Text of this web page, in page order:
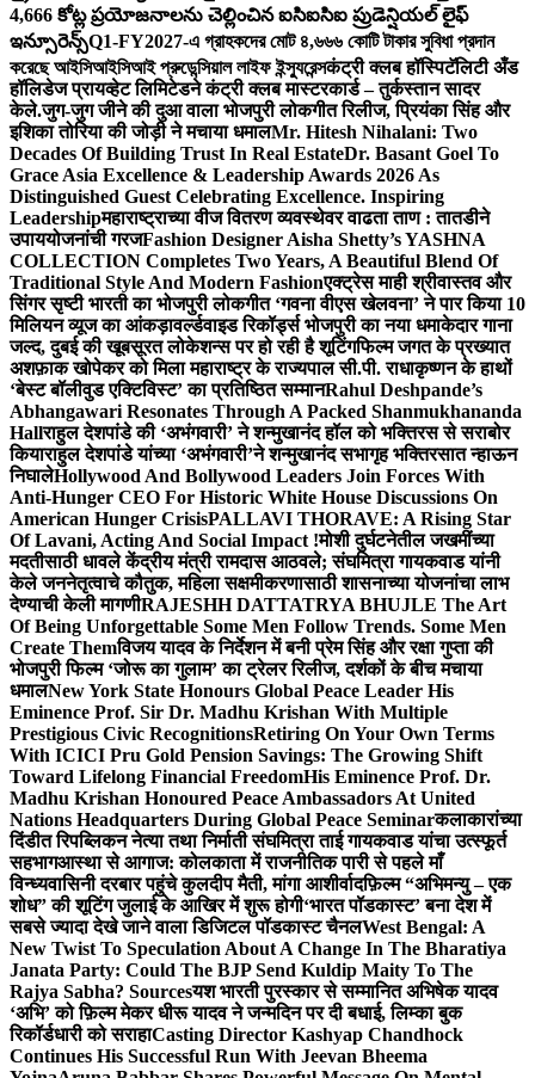
4,666 కోట్ల ప్రయోజనాలను చెల్లించిన ఐసిఐసిఐ ప్రుడెన్షియల్ లైఫ్
ఇన్సూరెన్స్Q1-FY2027-এ গ্রাহকদের মোট ৪,৬৬৬ কোটি টাকার সুবিধা প্রদান
করেছে আইসিআইসিআই প্রুডেন্সিয়াল লাইফ ইন্স্যুরেন্সकंट्री क्लब हॉस्पिटॅलिटी अँड
हॉलिडेज प्रायव्हेट लिमिटेडने कंट्री क्लब मास्टरकार्ड – तुर्कस्तान सादर
केले.जुग-जुग जीने की दुआ वाला भोजपुरी लोकगीत रिलीज, प्रियंका सिंह और
इशिका तोरिया की जोड़ी ने मचाया धमालMr. Hitesh Nihalani: Two
Decades Of Building Trust In Real EstateDr. Basant Goel To
Grace Asia Excellence & Leadership Awards 2026 As
Distinguished Guest Celebrating Excellence. Inspiring
Leadershipमहाराष्ट्राच्या वीज वितरण व्यवस्थेवर वाढता ताण : तातडीने
उपाययोजनांची गरजFashion Designer Aisha Shetty’s YASHNA
COLLECTION Completes Two Years, A Beautiful Blend Of
Traditional Style And Modern Fashionएक्ट्रेस माही श्रीवास्तव और
सिंगर सृष्टी भारती का भोजपुरी लोकगीत ‘गवना वीएस खेलवना’ ने पार किया 10
मिलियन व्यूज का आंकड़ावर्ल्डवाइड रिकॉर्ड्स भोजपुरी का नया धमाकेदार गाना
जल्द, दुबई की खूबसूरत लोकेशन्स पर हो रही है शूटिंगफिल्म जगत के प्रख्यात
अशफ़ाक खोपेकर को मिला महाराष्ट्र के राज्यपाल सी.पी. राधाकृष्णन के हाथों
‘बेस्ट बॉलीवुड एक्टिविस्ट’ का प्रतिष्ठित सम्मानRahul Deshpande’s
Abhangawari Resonates Through A Packed Shanmukhananda
Hallराहुल देशपांडे की ‘अभंगवारी’ ने शन्मुखानंद हॉल को भक्तिरस से सराबोर
कियाराहुल देशपांडे यांच्या ‘अभंगवारी’ने शन्मुखानंद सभागृह भक्तिरसात न्हाऊन
निघालेHollywood And Bollywood Leaders Join Forces With
Anti-Hunger CEO For Historic White House Discussions On
American Hunger CrisisPALLAVI THORAVE: A Rising Star
Of Lavani, Acting And Social Impact !मोशी दुर्घटनेतील जखमींच्या
मदतीसाठी धावले केंद्रीय मंत्री रामदास आठवले; संघमित्रा गायकवाड यांनी
केले जननेतृत्वाचे कौतुक, महिला सक्षमीकरणासाठी शासनाच्या योजनांचा लाभ
देण्याची केली मागणीRAJESHH DATTATRYA BHUJLE The Art
Of Being Unforgettable Some Men Follow Trends. Some Men
Create Themविजय यादव के निर्देशन में बनी प्रेम सिंह और रक्षा गुप्ता की
भोजपुरी फिल्म ‘जोरू का गुलाम’ का ट्रेलर रिलीज, दर्शकों के बीच मचाया
धमालNew York State Honours Global Peace Leader His
Eminence Prof. Sir Dr. Madhu Krishan With Multiple
Prestigious Civic RecognitionsRetiring On Your Own Terms
With ICICI Pru Gold Pension Savings: The Growing Shift
Toward Lifelong Financial FreedomHis Eminence Prof. Dr.
Madhu Krishan Honoured Peace Ambassadors At United
Nations Headquarters During Global Peace Seminarकलाकारांच्या
दिंडीत रिपब्लिकन नेत्या तथा निर्माती संघमित्रा ताई गायकवाड यांचा उत्स्फूर्त
सहभागआस्था से आगाज: कोलकाता में राजनीतिक पारी से पहले माँ
विन्ध्यवासिनी दरबार पहुंचे कुलदीप मैती, मांगा आशीर्वादफ़िल्म “अभिमन्यु – एक
शोध” की शूटिंग जुलाई के आखिर में शुरू होगी‘भारत पॉडकास्ट’ बना देश में
सबसे ज्यादा देखे जाने वाला डिजिटल पॉडकास्ट चैनलWest Bengal: A
New Twist To Speculation About A Change In The Bharatiya
Janata Party: Could The BJP Send Kuldip Maity To The
Rajya Sabha? Sourcesयश भारती पुरस्कार से सम्मानित अभिषेक यादव
‘अभि’ को फ़िल्म मेकर धीरू यादव ने जन्मदिन पर दी बधाई, लिम्का बुक
रिकॉर्डधारी को सराहाCasting Director Kashyap Chandhock
Continues His Successful Run With Jeevan Bheema